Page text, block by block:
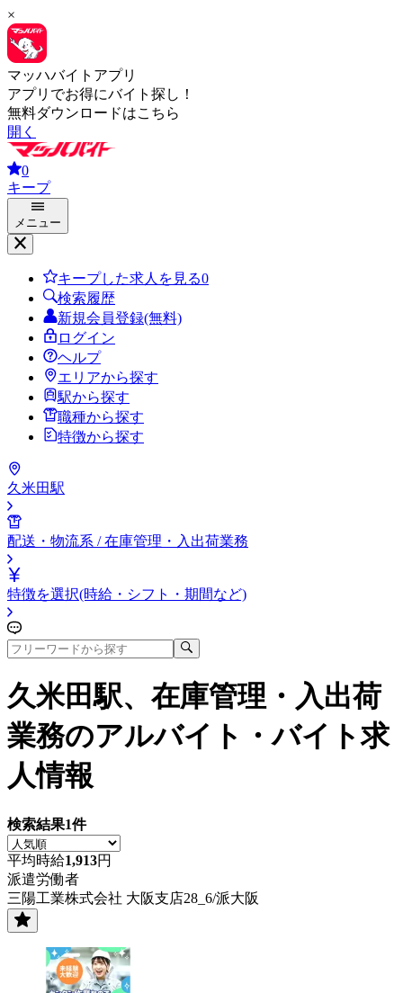
×
マッハバイトアプリ
アプリでお得にバイト探し！
無料ダウンロードはこちら
開く
0
キープ
メニュー
キープした求人を見る0
検索履歴
新規会員登録(無料)
ログイン
ヘルプ
エリアから探す
駅から探す
職種から探す
特徴から探す
久米田駅
配送・物流系 / 在庫管理・入出荷業務
特徴を選択(時給・シフト・期間など)
久米田駅、在庫管理・入出荷
業務のアルバイト・バイト求
人情報
検索結果1件
平均時給1,913円
派遣労働者
三陽工業株式会社 大阪支店28_6/派大阪